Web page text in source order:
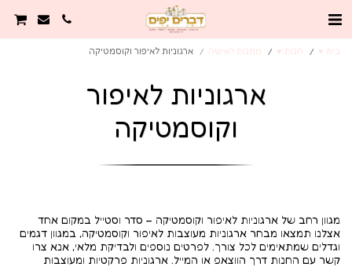
בית ♥️ חנות ♥️ מתנות לאישה ארגוניות לאיפור וקוסמטיקה
ארגוניות לאיפור
וקוסמטיקה
אצלנו תמצאו מבחר ארגוניות מעוצבות לאיפור וקוסמטיקה, במגוון דגמים
וגדלים שמתאימים לכל צורך. לפרטים נוספים ולבדיקת מלאי, אנא צרו
קשר עם החנות דרך הווצאפ או המייל. ארגוניות פרקטיות ומעוצבות